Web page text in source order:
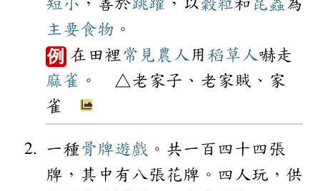
短小 ，善於跳躍 ，以穀粒和 昆蟲 為
主要食物 。
例 在田裡 常見 農人 用 稻草人嚇走
麻雀 。 △老家子、老家賊、家
雀
一種骨牌遊戲 。共一百四十四張
牌，其中有八張花牌。四人玩，供